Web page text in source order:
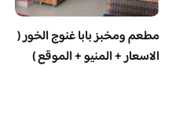
مطعم ومخبز بابا غنوج الخور (
الاسعار + المنيو + الموقع )